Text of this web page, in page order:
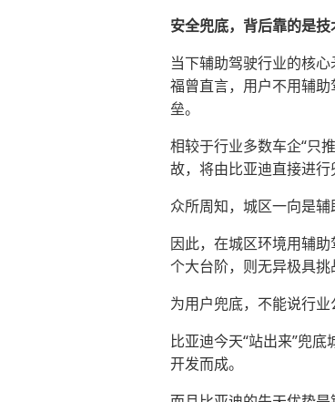
安全兜底，背后靠的是技
当下辅助驾驶行业的核
福曾直言，用户不用辅
垒。
相较于行业多数车企“只
故，将由比亚迪直接进行
众所周知，城区一向是
因此，在城区环境用辅
个大台阶，则无异极具挑
为用户兜底，不能说行
比亚迪今天“站出来”兜
开发而成。